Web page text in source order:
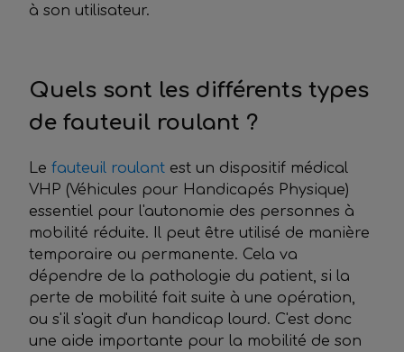
à son utilisateur.
Quels sont les différents types
de fauteuil roulant ?
Le fauteuil roulant est un dispositif médical
VHP (Véhicules pour Handicapés Physique)
essentiel pour l'autonomie des personnes à
mobilité réduite. Il peut être utilisé de manière
temporaire ou permanente. Cela va
dépendre de la pathologie du patient, si la
perte de mobilité fait suite à une opération,
ou s'il s'agit d'un handicap lourd. C'est donc
une aide importante pour la mobilité de son